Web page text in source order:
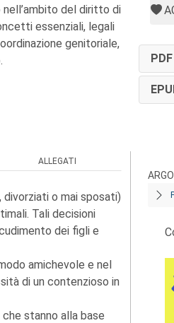
del diritto di
essenziali, legali
genitoriale,
ALLEGATI
o mai sposati)
Tali decisioni
dei figli e
amichevole e nel
di un contenzioso in
stanno alla base